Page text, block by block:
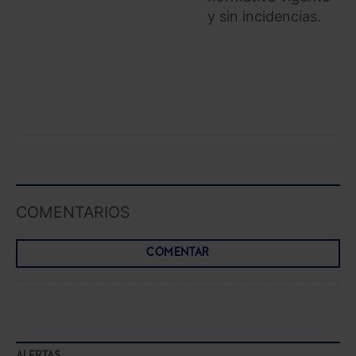
y sin incidencias.
COMENTARIOS
COMENTAR